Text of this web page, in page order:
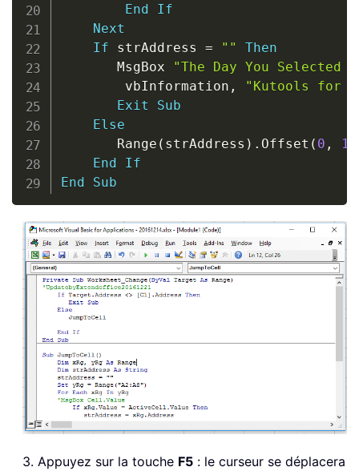
End
If
Next
If strAddress = ""
Then
       MsgBox
"The Day You Selected
        vbInformation
,
"Kutools for
Exit
Sub
Else
       Range
( strAddress ) . Offset ( 0 , 1
End
If
End
Sub
3. Appuyez sur la touche F5 : le curseur se déplacera